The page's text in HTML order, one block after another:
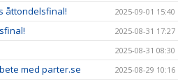
åttondelsfinal! 2025-09-01 15:40
2025-08-31 17:27
2025-08-31 08:30
med parter.se 2025-08-29 10:16